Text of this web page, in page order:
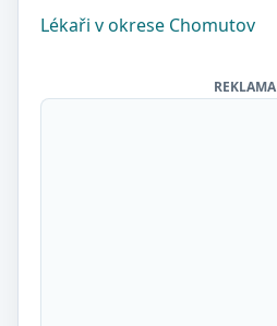
Lékaři v okrese Chomutov
REKLAMA